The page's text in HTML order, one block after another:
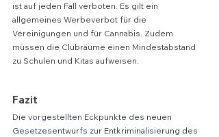
ist auf jeden Fall verboten. Es gilt ein
allgemeines Werbeverbot für die
Vereinigungen und für Cannabis. Zudem
müssen die Clubräume einen Mindestabstand
zu Schulen und Kitas aufweisen.
Fazit
Die vorgestellten Eckpunkte des neuen
Gesetzesentwurfs zur Entkriminalisierung des